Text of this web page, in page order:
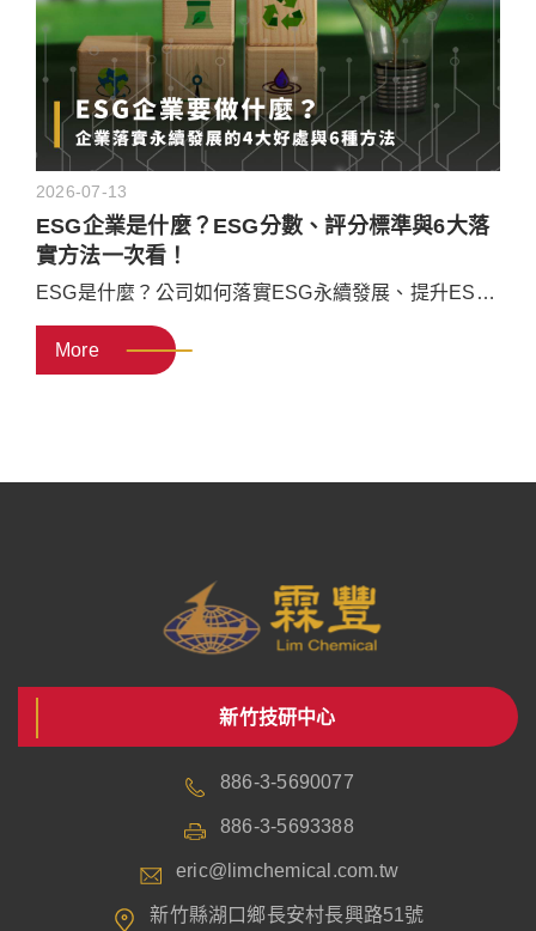
2026-07-13
ESG企業是什麼？ESG分數、評分標準與6大落
實方法一次看！
ESG是什麼？公司如何落實ESG永續發展、提升ESG
分數？本文將說明何謂ESG、ESG企業的定義、落實
ESG的好處，以及CSR、ESG、SDGs三者差異，並
More
新竹技研中心
886-3-5690077
886-3-5693388
eric@limchemical.com.tw
新竹縣湖口鄉長安村長興路51號